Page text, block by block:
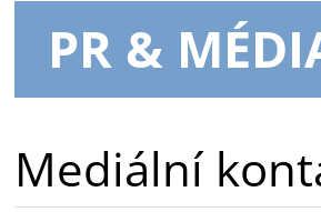
PR &
Mediální